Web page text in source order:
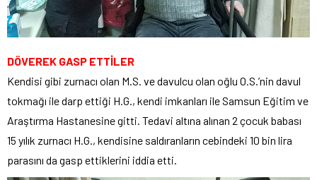
DÖVEREK GASP ETTİLER
Kendisi gibi zurnacı olan M.S. ve davulcu olan oğlu O.S.’nin davul
tokmağı ile darp ettiği H.G., kendi imkanları ile Samsun Eğitim ve
Araştırma Hastanesine gitti. Tedavi altına alınan 2 çocuk babası
15 yılık zurnacı H.G., kendisine saldıranların cebindeki 10 bin lira
parasını da gasp ettiklerini iddia etti.